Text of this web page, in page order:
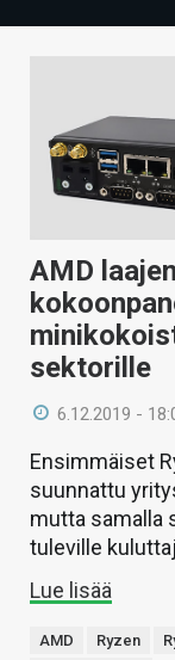
TECHBBS
HINTA.FI
KAUPPA
HAKU
AMD
sektorille
6.12.2019 -
Ensimmäiset
suunnattu
mutta samalla
tuleville
Lue lisää
AMD Ryzen